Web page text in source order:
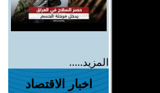
المزيد.....
اخبار الاقتصاد